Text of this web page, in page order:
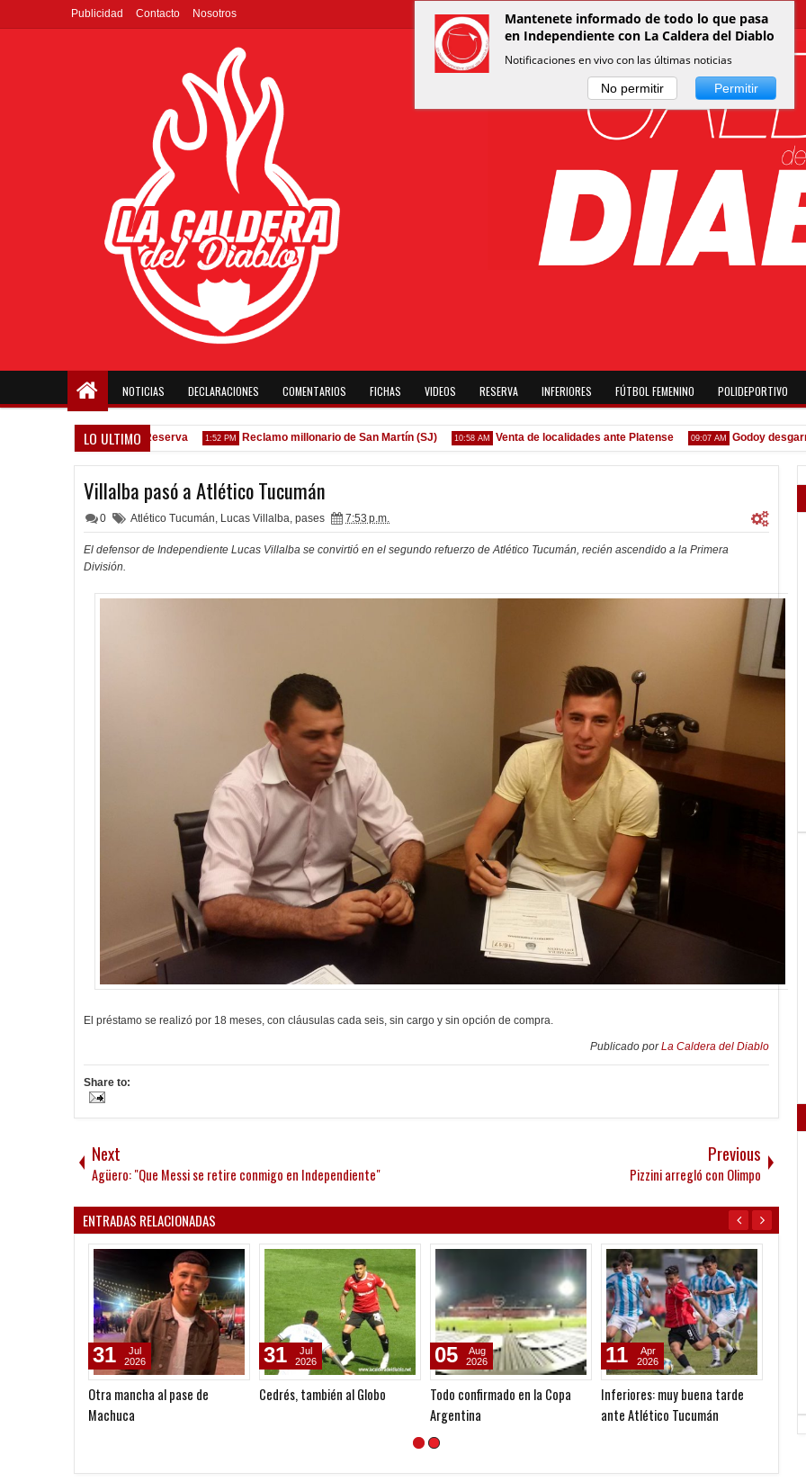
Publicidad Contacto Nosotros
NOTICIAS DECLARACIONES COMENTARIOS FICHAS VIDEOS RESERVA INFERIORES FÚTBOL FEMENINO POLIDEPORTIVO
LO ULTIMO
histórica de la Reserva 1:52 PM Reclamo millonario de San Martín (SJ) 10:58 AM Venta de localidades ante Platense 09:07 AM Godoy desgarrado
Villalba pasó a Atlético Tucumán
0 Atlético Tucumán, Lucas Villalba, pases 7:53 p.m.
El defensor de Independiente Lucas Villalba se convirtió en el segundo refuerzo de Atlético Tucumán, recién ascendido a la Primera
División.
El préstamo se realizó por 18 meses, con cláusulas cada seis, sin cargo y sin opción de compra.
Publicado porLa Caldera del Diablo
Share to:
Next
Agüero: "Que Messi se retire conmigo en Independiente"
Previous
Pizzini arregló con Olimpo
ENTRADAS RELACIONADAS
Otra mancha al pase de
Machuca
31
Jul
2026
Cedrés, también al Globo
31
Jul
2026
Todo confirmado en la Copa
Argentina
05
Aug
2026
Inferiores: muy buena tarde
ante Atlético Tucumán
11
Apr
2026
Mantenete informado de todo lo que pasa
en Independiente con La Caldera del Diablo
Notificaciones en vivo con las últimas noticias
No permitir Permitir